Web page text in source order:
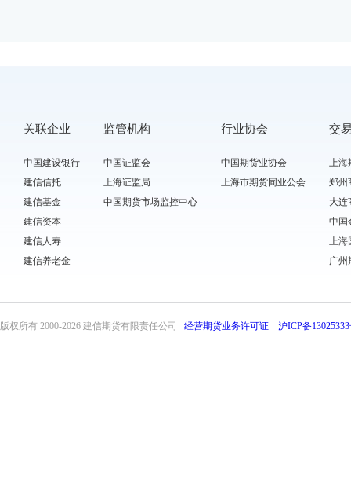
关联企业
中国建设银行
建信信托
建信基金
建信资本
建信人寿
建信养老金
监管机构
中国证监会
上海证监局
中国期货市场监控中心
行业协会
中国期货业协会
上海市期货同业公会
交
上海
郑州
大连
中国
上海
广州
版权所有 2000-2026 建信期货有限责任公司 经营期货业务许可证 沪ICP备